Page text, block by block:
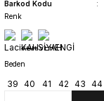
Barkod Kodu
Renk
Beden
39 40 41 42 43 44